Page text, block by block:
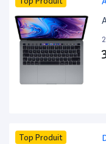
Top Produit